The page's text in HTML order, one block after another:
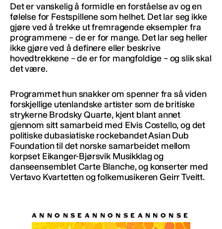
Det er vanskelig å formidle en forståelse av og en
følelse for Festspillene som helhet. Det lar seg ikke
gjøre ved å trekke ut fremragende eksempler fra
programmene – de er for mange. Det lar seg heller
ikke gjøre ved å definere eller beskrive
hovedtrekkene – de er for mangfoldige – og slik skal
det være.
Programmet hun snakker om spenner fra så viden
forskjellige utenlandske artister som de britiske
strykerne Brodsky Quarte, kjent blant annet
gjennom sitt samarbeid med Elvis Costello, og det
politiske dubasiatiske rockebandet Asian Dub
Foundation til det norske samarbeidet mellom
korpset Eikanger-Bjørsvik Musikklag og
danseensemblet Carte Blanche, og konserter med
Vertavo Kvartetten og folkemusikeren Geirr Tveitt.